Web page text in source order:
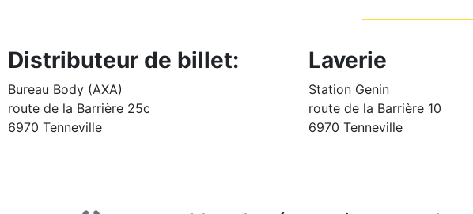
Distributeur de billet:
Bureau Body (AXA)
route de la Barrière 25c
6970 Tenneville
Laverie
Station Genin
route de la Barrière 10
6970 Tenneville